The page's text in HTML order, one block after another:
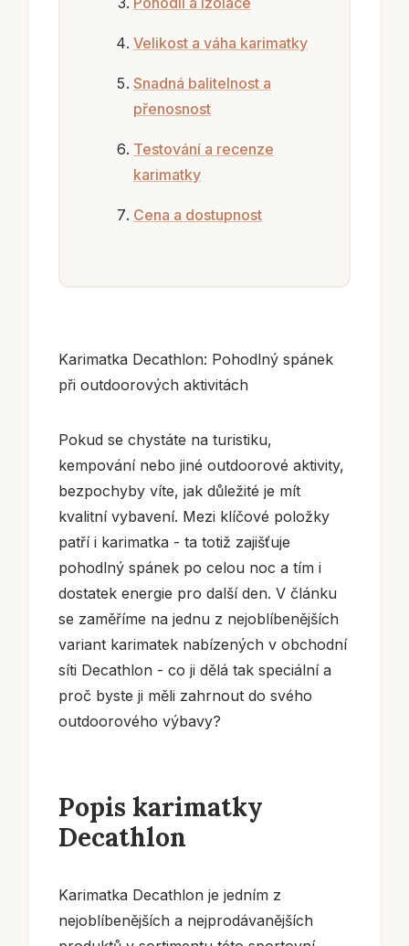
Velikost a váha karimatky
Snadná balitelnost a
přenosnost
Testování a recenze
karimatky
Cena a dostupnost
Karimatka Decathlon: Pohodlný spánek
při outdoorových aktivitách
Pokud se chystáte na turistiku,
kempování nebo jiné outdoorové aktivity,
bezpochyby víte, jak důležité je mít
kvalitní vybavení. Mezi klíčové položky
patří i karimatka - ta totiž zajišťuje
pohodlný spánek po celou noc a tím i
dostatek energie pro další den. V článku
se zaměříme na jednu z nejoblíbenějších
variant karimatek nabízených v obchodní
síti Decathlon - co ji dělá tak speciální a
proč byste ji měli zahrnout do svého
outdoorového výbavy?
Popis karimatky
Decathlon
Karimatka Decathlon je jedním z
nejoblíbenějších a nejprodávanějších